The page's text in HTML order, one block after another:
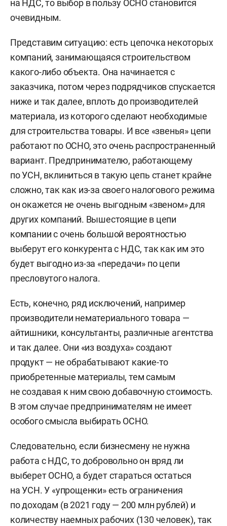
на НДС, то выбор в пользу ОСНО становится
очевидным.
Представим ситуацию: есть цепочка некоторых
компаний, занимающаяся строительством
какого-либо объекта. Она начинается с
заказчика, потом через подрядчиков спускается
ниже и так далее, вплоть до производителей
материала, из которого сделают необходимые
для строительства товары. И все «звенья» цепи
работают по ОСНО, это очень распространенный
вариант. Предпринимателю, работающему
по УСН, вклиниться в такую цепь станет крайне
сложно, так как из-за своего налогового режима
он окажется не очень выгодным «звеном» для
других компаний. Вышестоящие в цепи
компании с очень большой вероятностью
выберут его конкурента с НДС, так как им это
будет выгодно из-за «передачи» по цепи
пресловутого налога.
Есть, конечно, ряд исключений, например
производители нематериального товара —
айтишники, консультанты, различные агентства
и так далее. Они «из воздуха» создают
продукт — не обрабатывают какие-то
приобретенные материалы, тем самым
не создавая к ним свою добавочную стоимость.
В этом случае предпринимателям не имеет
особого смысла выбирать ОСНО.
Следовательно, если бизнесмену не нужна
работа с НДС, то добровольно он вряд ли
выберет ОСНО, а будет стараться остаться
на УСН. У «упрощенки» есть ограничения
по доходам (в 2021 году — 200 млн рублей) и
количеству наемных рабочих (130 человек), так